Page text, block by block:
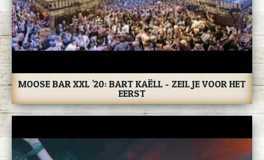
MOOSE BAR XXL '20: BART KAËLL - ZEIL JE VOOR HET
EERST